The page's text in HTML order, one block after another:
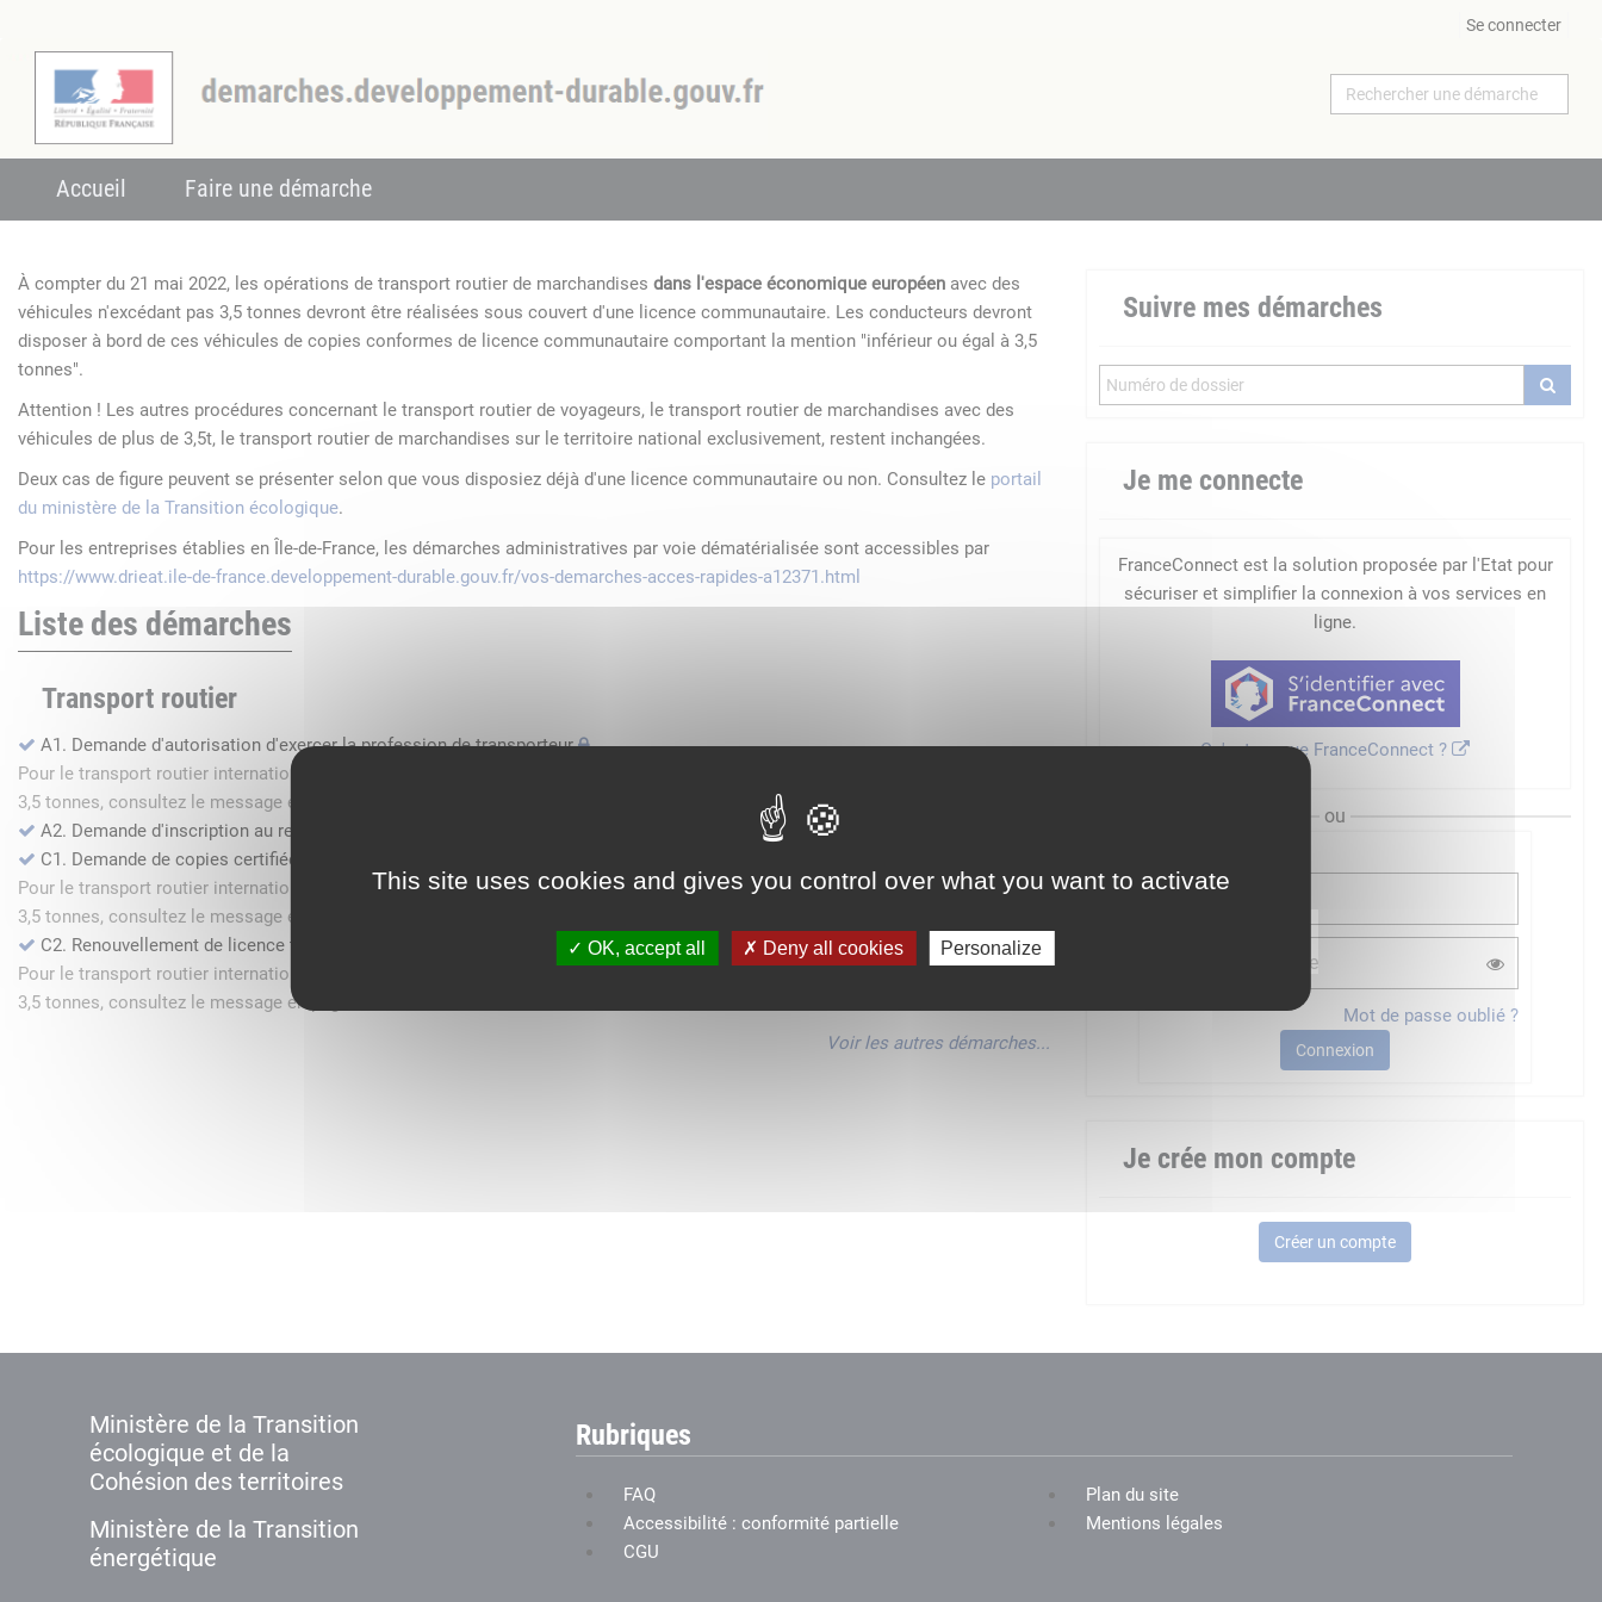
This site uses cookies and gives you control over what you want to activate
OK, accept all Deny all cookies Personalize
Se connecter
Accueil Faire une démarche
À compter du 21 mai 2022, les opérations de transport routier de marchandises dans l'espace économique européen avec des
véhicules n'excédant pas 3,5 tonnes devront être réalisées sous couvert d'une licence communautaire. Les conducteurs devront
disposer à bord de ces véhicules de copies conformes de licence communautaire comportant la mention "inférieur ou égal à 3,5
tonnes".
Attention ! Les autres procédures concernant le transport routier de voyageurs, le transport routier de marchandises avec des
véhicules de plus de 3,5t, le transport routier de marchandises sur le territoire national exclusivement, restent inchangées.
Deux cas de figure peuvent se présenter selon que vous disposiez déjà d'une licence communautaire ou non. Consultez le portail
du ministère de la Transition écologique.
Pour les entreprises établies en Île-de-France, les démarches administratives par voie dématérialisée sont accessibles par
https://www.drieat.ile-de-france.developpement-durable.gouv.fr/vos-demarches-acces-rapides-a12371.html
Liste des démarches
Transport routier
A1. Demande d'autorisation d'exercer la profession de transporteur
Pour le transport routier international de marchandises dans l'espace économique européen avec des véhicules n'excédant pas
3,5 tonnes, consultez le message en page d'accueil.
A2. Demande d'inscription au registre des commissionnaires de transport
C1. Demande de copies certifiées conformes
Pour le transport routier international de marchandises dans l'espace économique européen avec des véhicules n'excédant pas
3,5 tonnes, consultez le message en page d'accueil.
C2. Renouvellement de licence transport routier
Pour le transport routier international de marchandises dans l'espace économique européen avec des véhicules n'excédant pas
3,5 tonnes, consultez le message en page d'accueil.
Voir les autres démarches...
Suivre mes démarches
Je me connecte
FranceConnect est la solution proposée par l'Etat pour
sécuriser et simplifier la connexion à vos services en
ligne.
Qu'est-ce que FranceConnect ?
ou
Mot de passe oublié ?
Connexion
Je crée mon compte
Créer un compte
Ministère de la Transition
écologique et de la
Cohésion des territoires
Ministère de la Transition
énergétique
Rubriques
FAQ
Plan du site
Accessibilité : conformité partielle
Mentions légales
CGU